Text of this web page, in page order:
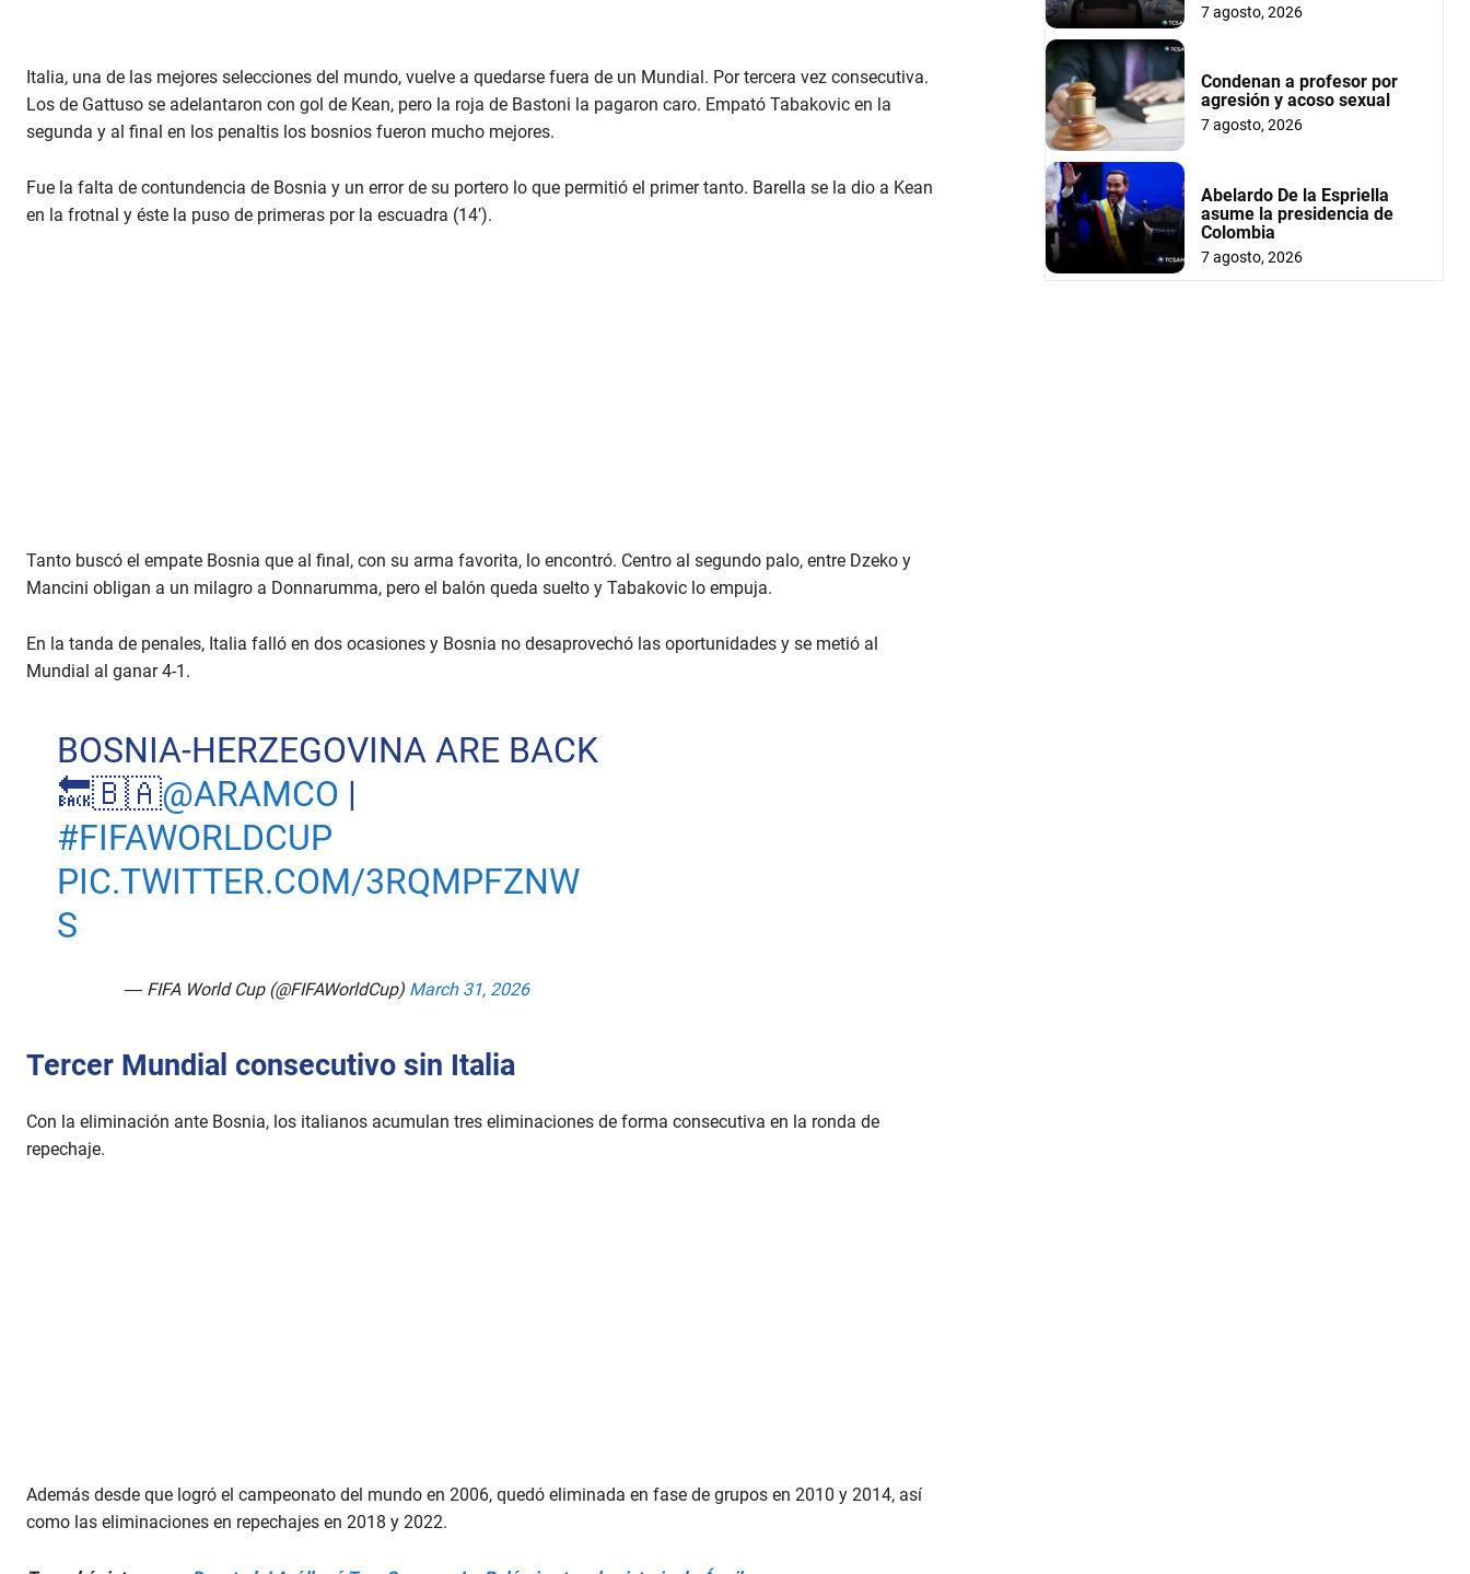
Italia, una de las mejores selecciones del mundo, vuelve a quedarse fuera de un Mundial. Por tercera vez consecutiva.
Los de Gattuso se adelantaron con gol de Kean, pero la roja de Bastoni la pagaron caro. Empató Tabakovic en la
segunda y al final en los penaltis los bosnios fueron mucho mejores.
Fue la falta de contundencia de Bosnia y un error de su portero lo que permitió el primer tanto. Barella se la dio a Kean
en la frotnal y éste la puso de primeras por la escuadra (14′).
Tanto buscó el empate Bosnia que al final, con su arma favorita, lo encontró. Centro al segundo palo, entre Dzeko y
Mancini obligan a un milagro a Donnarumma, pero el balón queda suelto y Tabakovic lo empuja.
En la tanda de penales, Italia falló en dos ocasiones y Bosnia no desaprovechó las oportunidades y se metió al
Mundial al ganar 4-1.
BOSNIA-HERZEGOVINA ARE BACK
🔙🇧🇦@ARAMCO |
#FIFAWORLDCUP
PIC.TWITTER.COM/3RQMPFZNW
S
— FIFA World Cup (@FIFAWorldCup) March 31, 2026
Tercer Mundial consecutivo sin Italia
Con la eliminación ante Bosnia, los italianos acumulan tres eliminaciones de forma consecutiva en la ronda de
repechaje.
Además desde que logró el campeonato del mundo en 2006, quedó eliminada en fase de grupos en 2010 y 2014, así
como las eliminaciones en repechajes en 2018 y 2022.
7 agosto, 2026
Condenan a profesor por
agresión y acoso sexual
7 agosto, 2026
Abelardo De la Espriella
asume la presidencia de
Colombia
7 agosto, 2026